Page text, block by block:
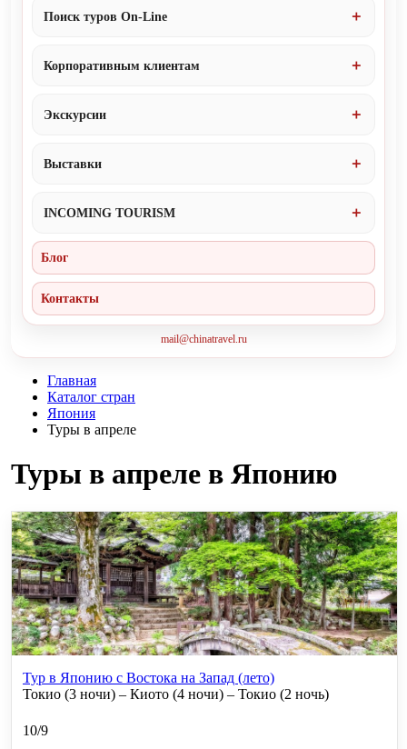
Поиск туров On-Line
Корпоративным клиентам
Экскурсии
Выставки
INCOMING TOURISM
Блог
Контакты
mail@chinatravel.ru
Главная
Каталог стран
Япония
Туры в апреле
Туры в апреле в Японию
Тур в Японию с Востока на Запад (лето)
Токио (3 ночи) – Киото (4 ночи) – Токио (2 ночь)
10/9